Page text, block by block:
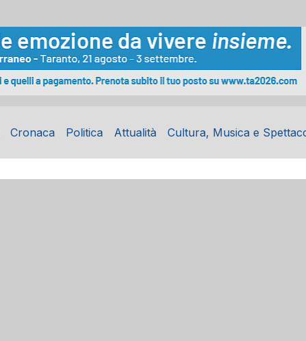
Cronaca Politica Attualità Cultura, Musica e